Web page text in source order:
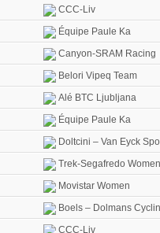
CCC-Liv
Équipe Paule Ka
Canyon-SRAM Racing
Belori Vipeq Team
Alé BTC Ljubljana
Équipe Paule Ka
Doltcini – Van Eyck
Trek-Segafredo Women
Movistar Women
Boels – Dolmans
CCC-Liv